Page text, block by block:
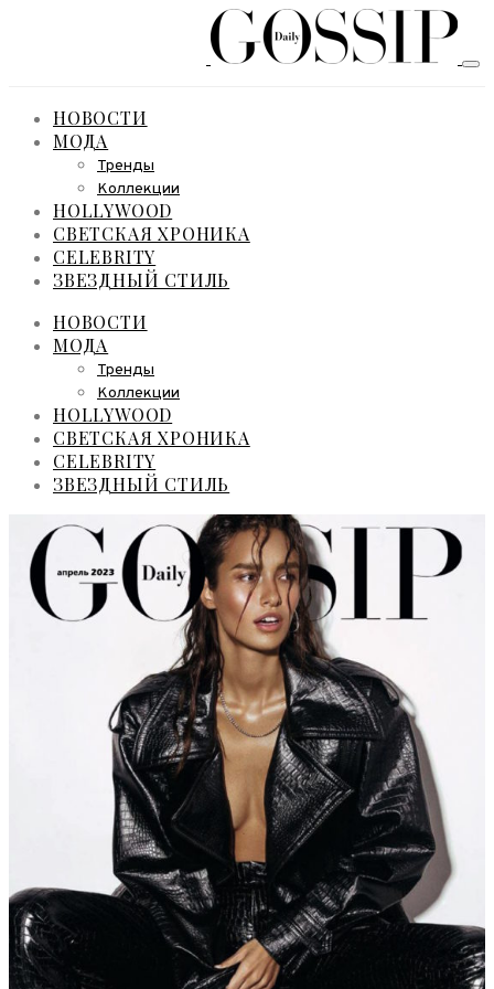
НОВОСТИ
МОДА
Тренды
Коллекции
HOLLYWOOD
СВЕТСКАЯ ХРОНИКА
CELEBRITY
ЗВЕЗДНЫЙ СТИЛЬ
НОВОСТИ
МОДА
Тренды
Коллекции
HOLLYWOOD
СВЕТСКАЯ ХРОНИКА
CELEBRITY
ЗВЕЗДНЫЙ СТИЛЬ